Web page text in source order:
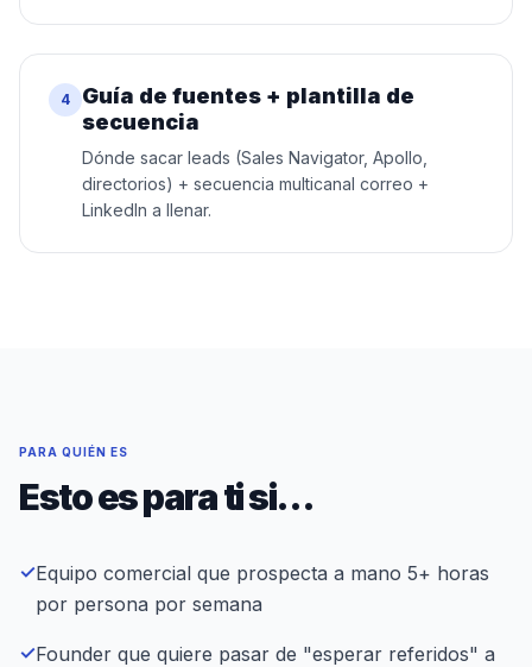
4
Guía de fuentes + plantilla de
secuencia
Dónde sacar leads (Sales Navigator, Apollo,
directorios) + secuencia multicanal correo +
LinkedIn a llenar.
PARA QUIÉN ES
Esto es para ti si…
✓Equipo comercial que prospecta a mano 5+ horas
por persona por semana
✓Founder que quiere pasar de "esperar referidos" a